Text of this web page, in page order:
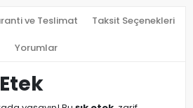
ve Teslimat Taksit Seçenekleri
Yorumlar